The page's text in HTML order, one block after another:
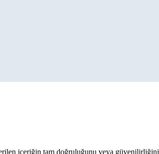
içeriğin tam doğruluğunu veya